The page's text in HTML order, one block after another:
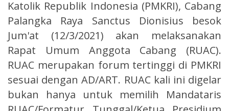
Katolik Republik Indonesia (PMKRI), Cabang
Palangka Raya Sanctus Dionisius besok
Jum'at (12/3/2021) akan melaksanakan
Rapat Umum Anggota Cabang (RUAC).
RUAC merupakan forum tertinggi di PMKRI
sesuai dengan AD/ART. RUAC kali ini digelar
bukan hanya untuk memilih Mandataris